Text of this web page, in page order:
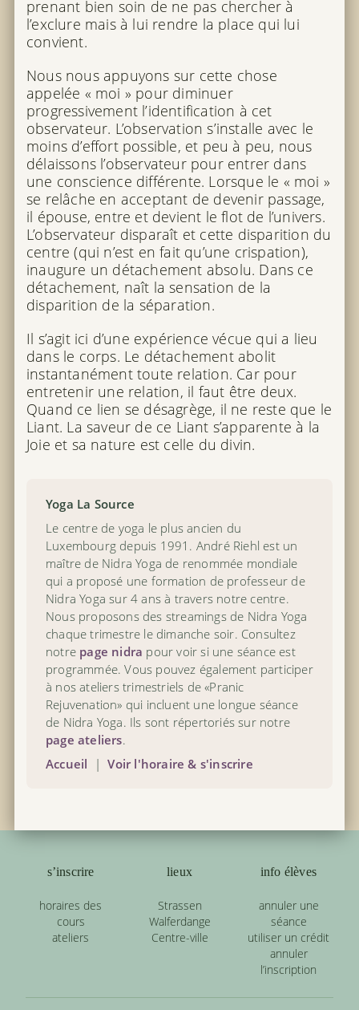
prenant bien soin de ne pas chercher à
l’exclure mais à lui rendre la place qui lui
convient.
Nous nous appuyons sur cette chose
appelée « moi » pour diminuer
progressivement l’identification à cet
observateur. L’observation s’installe avec le
moins d’effort possible, et peu à peu, nous
délaissons l’observateur pour entrer dans
une conscience différente. Lorsque le « moi »
se relâche en acceptant de devenir passage,
il épouse, entre et devient le flot de l’univers.
L’observateur disparaît et cette disparition du
centre (qui n’est en fait qu’une crispation),
inaugure un détachement absolu. Dans ce
détachement, naît la sensation de la
disparition de la séparation.
Il s’agit ici d’une expérience vécue qui a lieu
dans le corps. Le détachement abolit
instantanément toute relation. Car pour
entretenir une relation, il faut être deux.
Quand ce lien se désagrège, il ne reste que le
Liant. La saveur de ce Liant s’apparente à la
Joie et sa nature est celle du divin.
Yoga La Source
Le centre de yoga le plus ancien du
Luxembourg depuis 1991. André Riehl est un
maître de Nidra Yoga de renommée mondiale
qui a proposé une formation de professeur de
Nidra Yoga sur 4 ans à travers notre centre.
Nous proposons des streamings de Nidra Yoga
chaque trimestre le dimanche soir. Consultez
notre page nidra pour voir si une séance est
programmée. Vous pouvez également participer
à nos ateliers trimestriels de «Pranic
Rejuvenation» qui incluent une longue séance
de Nidra Yoga. Ils sont répertoriés sur notre
page ateliers.
Accueil |Voir l'horaire & s'inscrire
s’inscrire
horaires des
cours
ateliers
lieux
Strassen
Walferdange
Centre-ville
info élèves
annuler une
séance
utiliser un crédit
annuler
l’inscription